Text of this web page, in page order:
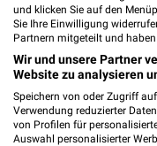
Müller
Kerpener
50170
Heute
496,93 km
und klicken Sie auf den
Sie Ihre Einwilligung
Partnern mitgeteilt und
Wir und unsere Partner
Website zu analysieren
Speichern von oder Zugriff
Verwendung reduzierter
von Profilen für
Auswahl personalisierter